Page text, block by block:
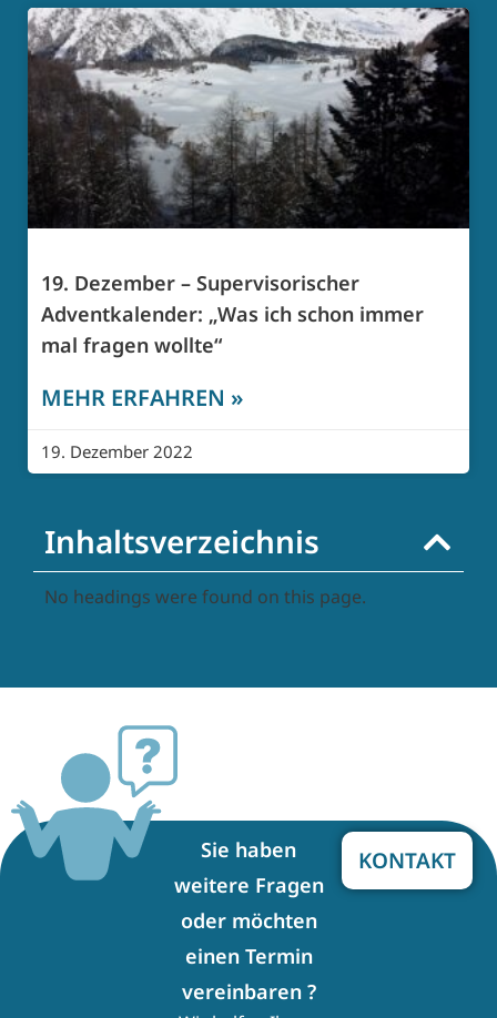
19. Dezember – Supervisorischer
Adventkalender: „Was ich schon immer
mal fragen wollte“
MEHR ERFAHREN »
19. Dezember 2022
Inhaltsverzeichnis
No headings were found on this page.
Sie haben
weitere Fragen
oder möchten
einen Termin
vereinbaren ?
KONTAKT